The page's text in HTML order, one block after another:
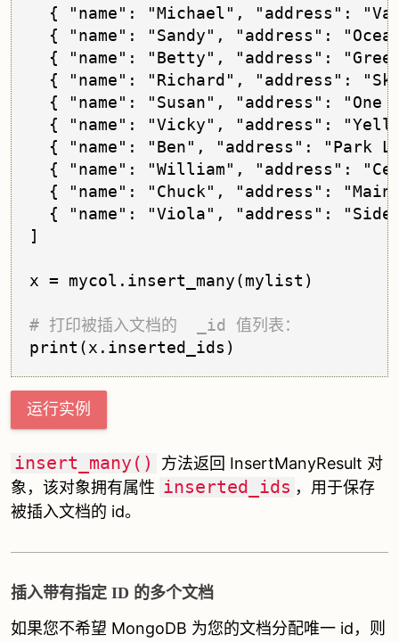
{ "name": "Michael", "address":
{ "name": "Sandy", "address":
{ "name": "Betty", "address":
{ "name": "Richard", "address":
{ "name": "Susan", "address": "One
{ "name": "Vicky", "address":
{ "name": "Ben", "address": "Park
{ "name": "William", "address":
{ "name": "Chuck", "address": "Main
{ "name": "Viola", "address":
]
x = mycol.insert_many(mylist)
# 打印被插入文档的  _id 值列表：
运行实例
insert_many()
方法返回 InsertManyResult 对
象，该对象拥有属性 inserted_ids ，用于保存
被插入文档的 id。
插入带有指定 ID 的多个文档
如果您不希望 MongoDB 为您的文档分配唯一 id，则